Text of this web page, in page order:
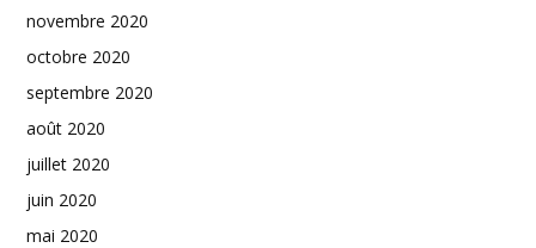
novembre 2020
octobre 2020
septembre 2020
août 2020
juillet 2020
juin 2020
mai 2020